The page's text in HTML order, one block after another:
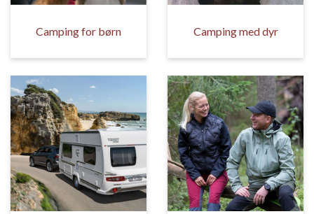
Camping for børn Camping med dyr